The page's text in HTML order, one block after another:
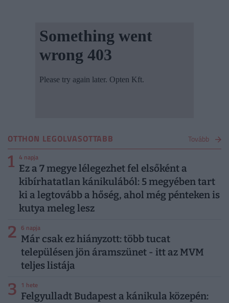
OTTHON LEGOLVASOTTABB Tovább
1 4 napja
Ez a 7 megye lélegezhet fel elsőként a
kibírhatatlan kánikulából: 5 megyében tart
ki a legtovább a hőség, ahol még pénteken is
kutya meleg lesz
2 6 napja
Már csak ez hiányzott: több tucat
településen jön áramszünet - itt az MVM
teljes listája
3 1 hete
Felgyulladt Budapest a kánikula közepén: